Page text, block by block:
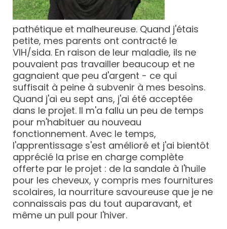
pathétique et malheureuse. Quand j'étais
petite, mes parents ont contracté le
VIH/sida. En raison de leur maladie, ils ne
pouvaient pas travailler beaucoup et ne
gagnaient que peu d'argent - ce qui
suffisait à peine à subvenir à mes besoins.
Quand j'ai eu sept ans, j'ai été acceptée
dans le projet. Il m'a fallu un peu de temps
pour m'habituer au nouveau
fonctionnement. Avec le temps,
l'apprentissage s'est amélioré et j'ai bientôt
apprécié la prise en charge complète
offerte par le projet : de la sandale à l'huile
pour les cheveux, y compris mes fournitures
scolaires, la nourriture savoureuse que je ne
connaissais pas du tout auparavant, et
même un pull pour l'hiver.